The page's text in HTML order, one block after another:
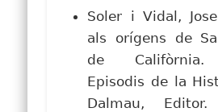
Soler i Vidal,
als orígens de
de Califòrnia.
Episodis de la
Dalmau, Editor.